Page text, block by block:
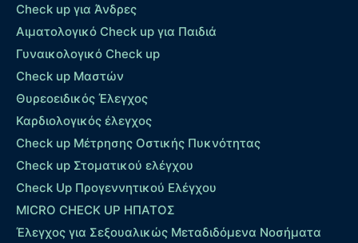
Check up για Άνδρες
Αιματολογικό Check up για Παιδιά
Γυναικολογικό Check up
Check up Μαστών
Θυρεοειδικός Έλεγχος
Καρδιολογικός έλεγχος
Check up Mέτρησης Οστικής Πυκνότητας
Check up Στοματικού ελέγχου
Check Up Προγεννητικού Ελέγχου
MICRO CHECK UP HΠΑΤΟΣ
Έλεγχος για Σεξουαλικώς Μεταδιδόμενα Νοσήματα